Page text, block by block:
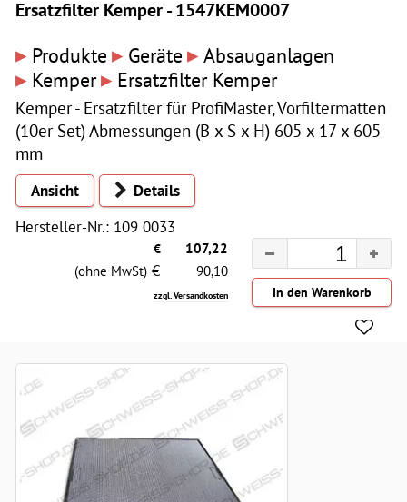
Ersatzfilter Kemper - 1547KEM0007
▸ Produkte ▸ Geräte ▸ Absauganlagen
▸ Kemper▸ Ersatzfilter Kemper
Kemper - Ersatzfilter für ProfiMaster, Vorfiltermatten
(10er Set) Abmessungen (B x S x H) 605 x 17 x 605
mm
Ansicht
Details
Hersteller-Nr.: 109 0033
€
107,22
(ohne MwSt) € 90,10
zzgl. Versandkosten